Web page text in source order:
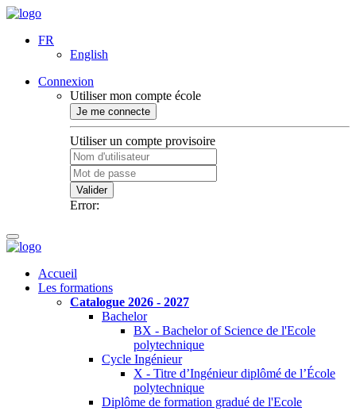
FR
English
Connexion
Utiliser mon compte école
Je me connecte
Utiliser un compte provisoire
Valider
Error:
Accueil
Les formations
Catalogue 2026 - 2027
Bachelor
BX - Bachelor of Science de l'Ecole
polytechnique
Cycle Ingénieur
X - Titre d’Ingénieur diplômé de l’École
polytechnique
Diplôme de formation gradué de l'Ecole